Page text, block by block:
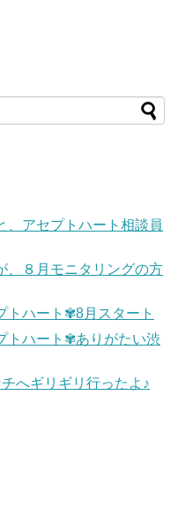
、アセプトハート相談員
、８月モニタリングの方
トハート✾8月スタート
トハート✾ありがたい渋
へギリギリ行ったよ♪